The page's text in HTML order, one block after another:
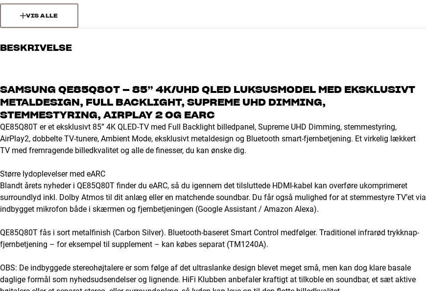
VIS ALLE
BESKRIVELSE
SAMSUNG QE85Q80T – 85” 4K/UHD QLED LUKSUSMODEL MED EKSKLUSIVT
METALDESIGN, FULL BACKLIGHT, SUPREME UHD DIMMING,
STEMMESTYRING, AIRPLAY 2 OG EARC
QE85Q80T er et eksklusivt 85” 4K QLED-TV med Full Backlight billedpanel, Supreme UHD Dimming, stemmestyring,
AirPlay2, dobbelte TV-tunere, Ambient Mode, eksklusivt metaldesign og Bluetooth smart-fjernbetjening. Et virkelig lækkert
TV med fremragende billedkvalitet og alle de finesser, du kan ønske dig.
Større lydoplevelser med eARC
Blandt årets nyheder i QE85Q80T finder du eARC, så du igennem det tilsluttede HDMI-kabel kan overføre ukomprimeret
surroundlyd inkl. Dolby Atmos til dit anlæg eller en matchende soundbar. Du får også mulighed for at stemmestyre TV’et via
indbygget mikrofon både i skærmen og fjernbetjeningen (Google Assistant / Amazon Alexa).
QE85Q80T fås i sort metalfinish (Carbon Silver). Bluetooth-baseret Smart Control medfølger. Traditionel infrarød trykknap-
fjernbetjening – for eksempel til supplement – kan købes separat (TM1240A).
OBS: De indbyggede stereohøjtalere er som følge af det ultraslanke design blevet meget små, men kan dog klare basale
daglige formål som nyhedsudsendelser og lignende. HiFi Klubben anbefaler kraftigt at tilkoble en soundbar, et sæt aktive